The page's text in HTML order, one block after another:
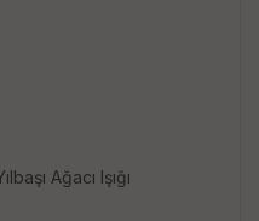
Ağacı Işığı